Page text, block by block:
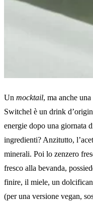
Un mocktail, ma anche
Switchel è un drink
energie dopo una giornata
ingredienti? Anzitutto,
minerali. Poi lo zenzero
fresco alla bevanda,
finire, il miele, un
(per una versione vegan,